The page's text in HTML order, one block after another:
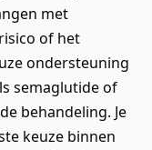
met
of het
ondersteuning
semaglutide of
behandeling. Je
keuze binnen